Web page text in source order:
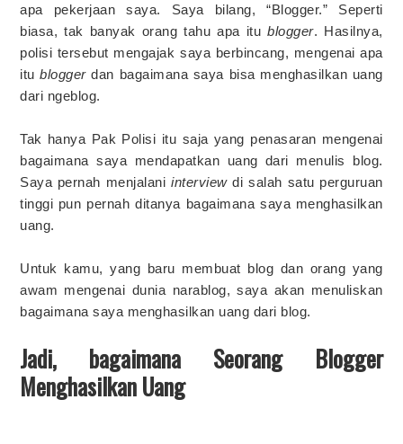
apa pekerjaan saya. Saya bilang, “Blogger.” Seperti
biasa, tak banyak orang tahu apa itublogger. Hasilnya,
polisi tersebut mengajak saya berbincang, mengenai apa
itubloggerdan bagaimana saya bisa menghasilkan uang
dari ngeblog.
Tak hanya Pak Polisi itu saja yang penasaran mengenai
bagaimana saya mendapatkan uang dari menulis blog.
Saya pernah menjalaniinterviewdi salah satu perguruan
tinggi pun pernah ditanya bagaimana saya menghasilkan
uang.
Untuk kamu, yang baru membuat blog dan orang yang
awam mengenai dunia narablog, saya akan menuliskan
bagaimana saya menghasilkan uang dari blog.
Jadi, bagaimana Seorang Blogger
Menghasilkan Uang